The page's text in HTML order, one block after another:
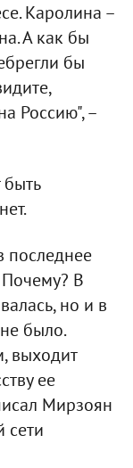
Каролина –
А как бы
бы
Россию", –
последнее
В
но и в
было.
выходит
ее
Мирзоян
сети